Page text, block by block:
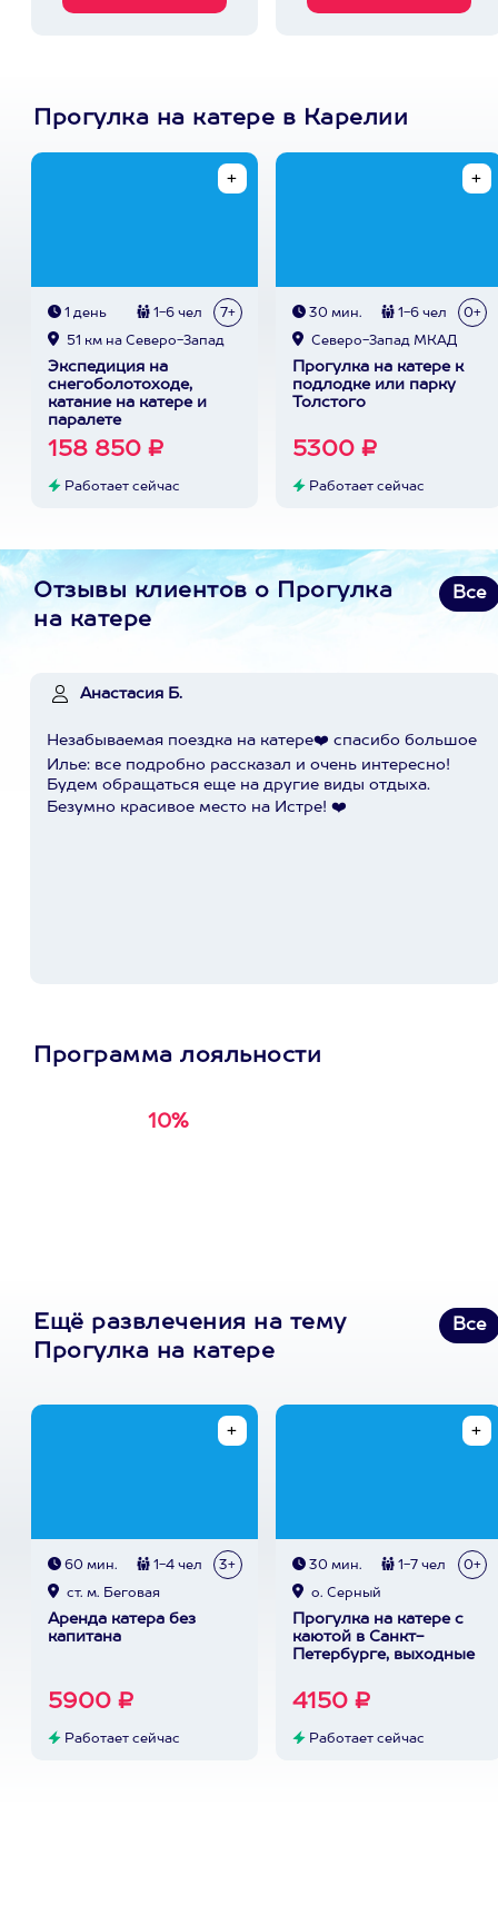
Прогулка на катере в Карелии
1 день 1-6 чел 7+
51 км на Северо-Запад
Экспедиция на
снегоболотоходе,
катание на катере и
паралете
158 850 ₽
Работает сейчас
30 мин. 1-6 чел 0+
Северо-Запад МКАД
Прогулка на катере к
подлодке или парку
Толстого
5300 ₽
Работает сейчас
Отзывы клиентов о Прогулка
на катере
Все
Анастасия Б.
Незабываемая поездка на катере❤️ спасибо большое
Илье: все подробно рассказал и очень интересно!
Будем обращаться еще на другие виды отдыха.
Безумно красивое место на Истре! ❤️
Программа лояльности
10%
Ещё развлечения на тему
Прогулка на катере
Все
60 мин. 1-4 чел 3+
ст. м. Беговая
Аренда катера без
капитана
5900 ₽
Работает сейчас
30 мин. 1-7 чел 0+
о. Серный
Прогулка на катере с
каютой в Санкт-
Петербурге, выходные
4150 ₽
Работает сейчас